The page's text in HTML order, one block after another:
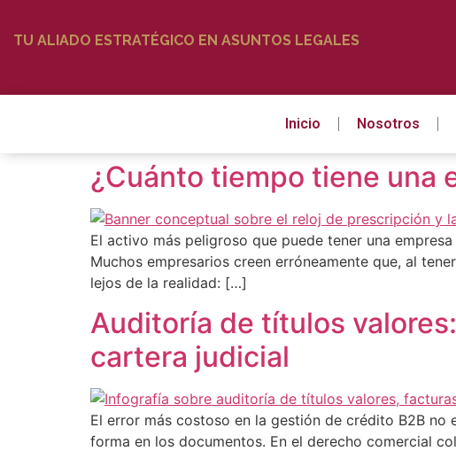
TU ALIADO ESTRATÉGICO EN ASUNTOS LEGALES
Inicio Nosotros
¿Cuánto tiempo tiene una
El activo más peligroso que puede tener una
Muchos empresarios creen erróneamente que, al
lejos de la realidad: […]
Auditoría de títulos
cartera judicial
El error más costoso en la gestión de crédito B2B
forma en los documentos. En el derecho comercial